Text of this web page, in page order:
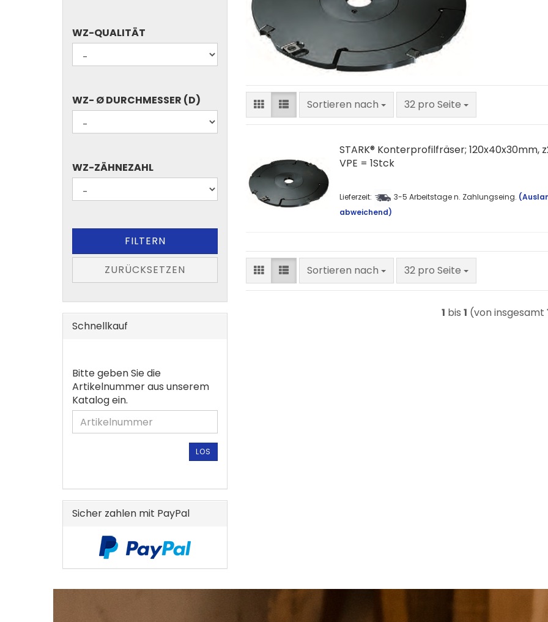
Sortieren nach
Sortieren nach 32 pro Seite
pro Seite
STARK® Konterprofilfräser; 120x40x30mm,
VPE = 1Stck
Lieferzeit: 3-5 Arbeitstage n. Zahlungseing.
abweichend)
Sortieren nach
Sortieren nach 32 pro Seite
pro Seite
1 bis 1 (von insgesamt
WZ-
QUALITÄT
WZ-QUALITÄT
WZ-
Ø
DURCHMESSER
WZ- Ø DURCHMESSER (D)
WZ-
ZÄHNEZAHL
WZ-ZÄHNEZAHL
FILTERN
ZURÜCKSETZEN
Schnellkauf
BITTE
GEBEN
SIE
DIE
ARTIKELNUMMER
Bitte geben Sie die
Artikelnummer aus unserem
Katalog ein.
LOS
Sicher zahlen mit PayPal